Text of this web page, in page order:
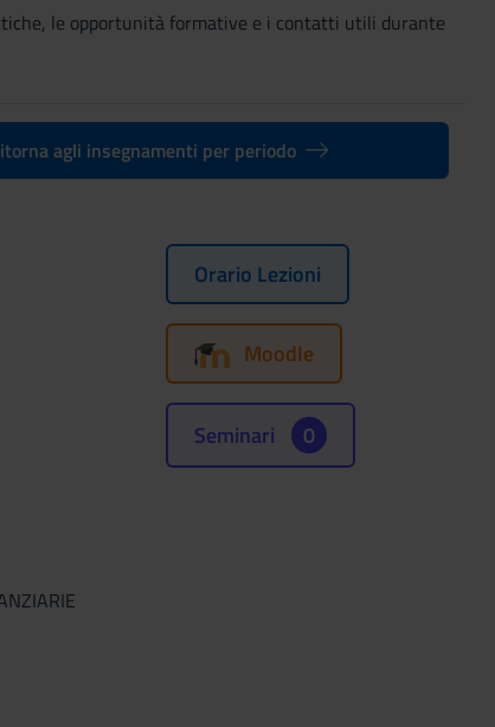
le opportunità formative e i contatti utili durante
agli insegnamenti per periodo
Orario Lezioni
Moodle
Seminari 0